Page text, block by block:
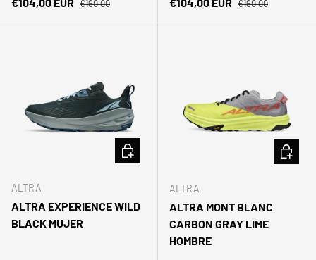
€160,00 €160,00
ALTRA
ALTRA EXPERIENCE WILD
BLACK MUJER
ELEGIR OPCIONES
ALTRA
ALTRA MONT BLANC
CARBON GRAY LIME
HOMBRE
ELEGIR